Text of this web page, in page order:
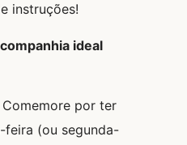
instruções!
ideal
Comemore por ter
(ou segunda-